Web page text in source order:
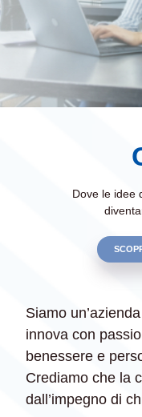
Dove le idee
Siamo
innova con
benessere e
Crediamo che la
dall’impegno di